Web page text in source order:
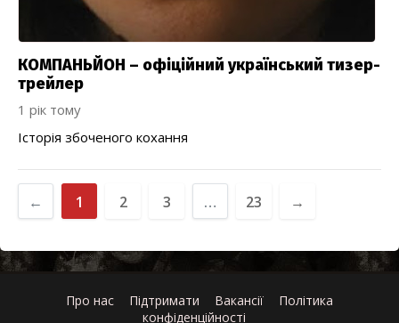
КОМПАНЬЙОН – офіційний український тизер-
трейлер
1 рік тому
Історія збоченого кохання
← 1 2 3 … 23 →
Про нас Підтримати Вакансії
Політика
конфіденційності